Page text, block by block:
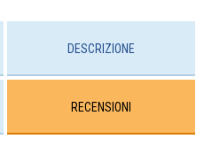
DESCRIZIONE
RECENSIONI